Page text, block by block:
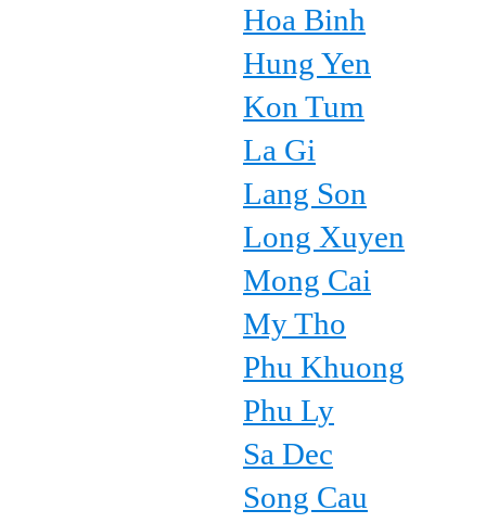
Hoa Binh
Hung Yen
Kon Tum
La Gi
Lang Son
Long Xuyen
Mong Cai
My Tho
Phu Khuong
Phu Ly
Sa Dec
Song Cau